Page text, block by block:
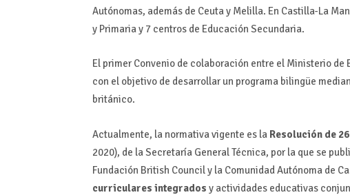
Autónomas, además de Ceuta y Melilla. En Castilla-La
y Primaria y 7 centros de Educación Secundaria.
El primer Convenio de colaboración entre el Ministerio
con el objetivo de desarrollar un programa bilingüe
británico.
Actualmente, la normativa vigente es la Resolución de
2020), de la Secretaría General Técnica, por la que se
Fundación British Council y la Comunidad Autónoma de
curriculares integrados y actividades educativas